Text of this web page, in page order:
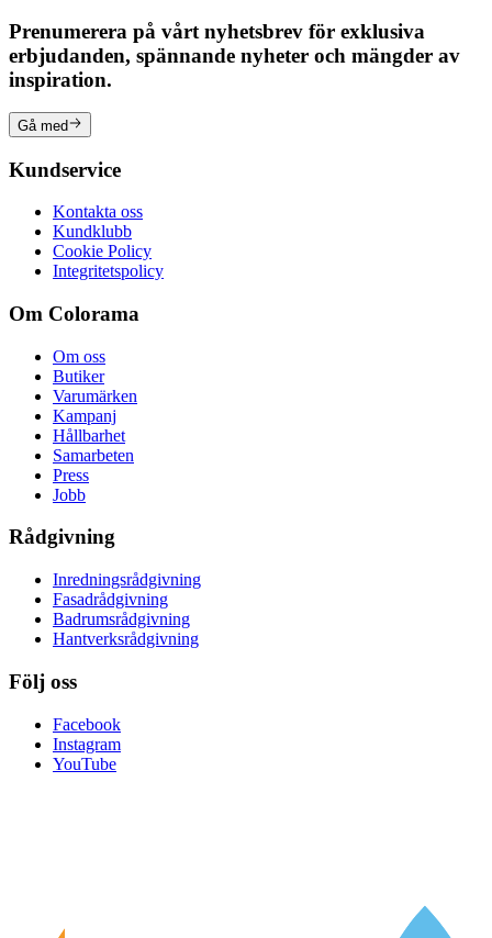
Prenumerera på vårt nyhetsbrev för exklusiva
erbjudanden, spännande nyheter och mängder av
inspiration.
Gå med
Kundservice
Kontakta oss
Kundklubb
Cookie Policy
Integritetspolicy
Om Colorama
Om oss
Butiker
Varumärken
Kampanj
Hållbarhet
Samarbeten
Press
Jobb
Rådgivning
Inredningsrådgivning
Fasadrådgivning
Badrumsrådgivning
Hantverksrådgivning
Följ oss
Facebook
Instagram
YouTube